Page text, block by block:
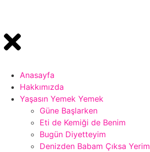
Anasayfa
Hakkımızda
Yaşasın Yemek Yemek
Güne Başlarken
Eti de Kemiği de Benim
Bugün Diyetteyim
Denizden Babam Çıksa Yerim